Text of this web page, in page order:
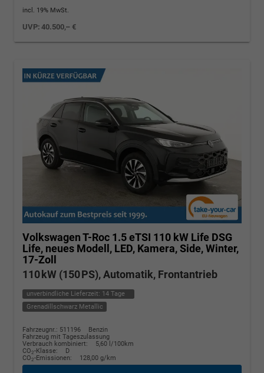
incl. 19% MwSt.
UVP:40.500,– €
Volkswagen T-Roc 1.5 eTSI 110 kW Life DSG
Life, neues Modell, LED, Kamera, Side, Winter,
17-Zoll
110 kW (150 PS), Automatik, Frontantrieb
unverbindliche Lieferzeit: 14 Tage
Grenadillschwarz Metallic
Fahrzeugnr.: 511196
Benzin
Fahrzeug mit Tageszulassung
Verbrauch kombiniert:
5,60 l/100km
CO2-Klasse:
D
CO2-Emissionen: 128,00 g/km